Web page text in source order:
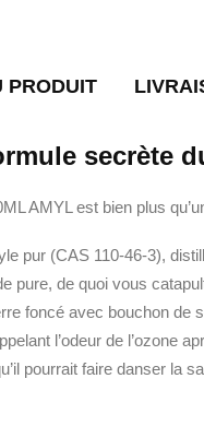
PRODUIT
secrète
AMYL est bien plus
pur (CAS 110-46-3),
pure, de quoi vous
foncé avec bouchon de
l’odeur de l’ozone
pourrait faire danser la